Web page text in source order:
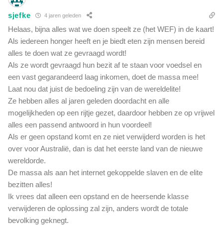
sjefke 4 jaren geleden
Helaas, bijna alles wat we doen speelt ze (het WEF) in de kaart!
Als iedereen honger heeft en je biedt eten zijn mensen bereid
alles te doen wat ze gevraagd wordt!
Als ze wordt gevraagd hun bezit af te staan voor voedsel en
een vast gegarandeerd laag inkomen, doet de massa mee!
Laat nou dat juist de bedoeling zijn van de wereldelite!
Ze hebben alles al jaren geleden doordacht en alle
mogelijkheden op een rijtje gezet, daardoor hebben ze op vrijwel
alles een passend antwoord in hun voordeel!
Als er geen opstand komt en ze niet verwijderd worden is het
over voor Australië, dan is dat het eerste land van de nieuwe
wereldorde.
De massa als aan het internet gekoppelde slaven en de elite
bezitten alles!
Ik vrees dat alleen een opstand en de heersende klasse
verwijderen de oplossing zal zijn, anders wordt de totale
bevolking geknegt.